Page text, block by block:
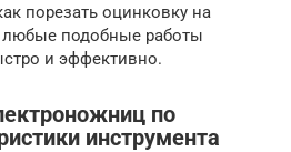
порезать оцинковку на
любые подобные работы
и эффективно.
по
инструмента